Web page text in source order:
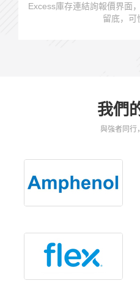
Excess庫存連結詢報價界面
留底，可
我們
與強者同行